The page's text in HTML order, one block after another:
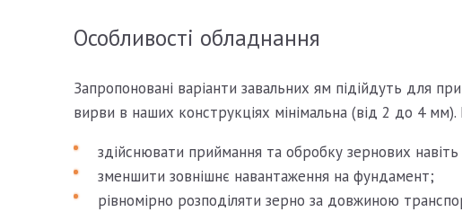
Особливості обладнання
Запропоновані варіанти завальних ям підійдуть для
вирви в наших конструкціях мінімальна (від 2 до 4
здійснювати приймання та обробку зернових
зменшити зовнішнє навантаження на фундамент;
рівномірно розподіляти зерно за довжиною